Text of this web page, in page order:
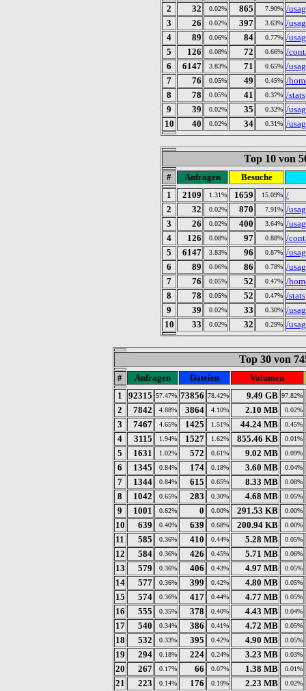
2
32 0.02% 865 7.90% /
3
26 0.02% 397 3.63% /
4
89 0.06% 84 0.77% /
5
126 0.08% 72 0.66% /
6
6147 3.83% 71 0.65% /
7
76 0.05% 49 0.45% /
8
78 0.05% 41 0.37% /stats
9
39 0.02% 35 0.32% /
10
40 0.02% 34 0.31% /
Top 10 von
# Anfragen
Besuche
1
2109 1.31% 1659 15.09% /
2
32 0.02% 870 7.91% /
3
26 0.02% 400 3.64% /
4
126 0.08% 97 0.88% /
5
6147 3.83% 96 0.87% /
6
89 0.06% 86 0.78% /
7
76 0.05% 52 0.47% /
8
78 0.05% 52 0.47% /stats
9
39 0.02% 33 0.30% /
10
33 0.02% 32 0.29% /
Top 30 von
# Anfragen Dateien
Volumen
1
92315 57.47% 73856 78.42% 9.49 GB 97.82%
2 7842 4.88% 3864 4.10% 2.10 MB 0.02%
3 7467 4.65% 1425 1.51% 44.24 MB 0.45%
4
3115 1.94% 1527 1.62% 855.46 KB 0.01%
5 1631 1.02% 572 0.61% 9.02 MB 0.09%
6 1345 0.84% 174 0.18% 3.60 MB 0.04%
7
1344 0.84% 615 0.65% 8.33 MB 0.08%
8 1042 0.65% 283 0.30% 4.68 MB 0.05%
9 1001 0.62% 0 0.00% 291.53 KB 0.00%
10 639 0.40% 639 0.68% 200.94 KB 0.00%
11 585 0.36% 410 0.44% 5.28 MB 0.05%
12
584 0.36% 426 0.45% 5.71 MB 0.06%
13
579 0.36% 406 0.43% 4.97 MB 0.05%
14
577 0.36% 399 0.42% 4.80 MB 0.05%
15
574 0.36% 417 0.44% 4.77 MB 0.05%
16
555 0.35% 378 0.40% 4.43 MB 0.04%
17
540 0.34% 386 0.41% 4.72 MB 0.05%
18
532 0.33% 395 0.42% 4.90 MB 0.05%
19
294 0.18% 224 0.24% 3.23 MB 0.03%
20 267 0.17% 66 0.07% 1.38 MB 0.01%
21 223 0.14% 176 0.19% 2.23 MB 0.02%